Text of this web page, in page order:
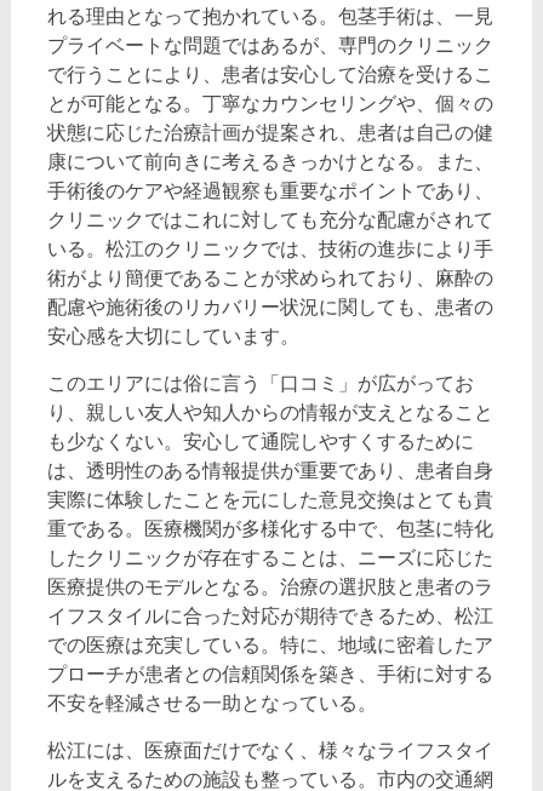
れる理由となって抱かれている。包茎手術は、一見
プライベートな問題ではあるが、専門のクリニック
で行うことにより、患者は安心して治療を受けるこ
とが可能となる。丁寧なカウンセリングや、個々の
状態に応じた治療計画が提案され、患者は自己の健
康について前向きに考えるきっかけとなる。また、
手術後のケアや経過観察も重要なポイントであり、
クリニックではこれに対しても充分な配慮がされて
いる。松江のクリニックでは、技術の進歩により手
術がより簡便であることが求められており、麻酔の
配慮や施術後のリカバリー状況に関しても、患者の
安心感を大切にしています。
このエリアには俗に言う「口コミ」が広がってお
り、親しい友人や知人からの情報が支えとなること
も少なくない。安心して通院しやすくするために
は、透明性のある情報提供が重要であり、患者自身
実際に体験したことを元にした意見交換はとても貴
重である。医療機関が多様化する中で、包茎に特化
したクリニックが存在することは、ニーズに応じた
医療提供のモデルとなる。治療の選択肢と患者のラ
イフスタイルに合った対応が期待できるため、松江
での医療は充実している。特に、地域に密着したア
プローチが患者との信頼関係を築き、手術に対する
不安を軽減させる一助となっている。
松江には、医療面だけでなく、様々なライフスタイ
ルを支えるための施設も整っている。市内の交通網